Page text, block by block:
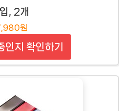
, 2개
원
인지 확인하기